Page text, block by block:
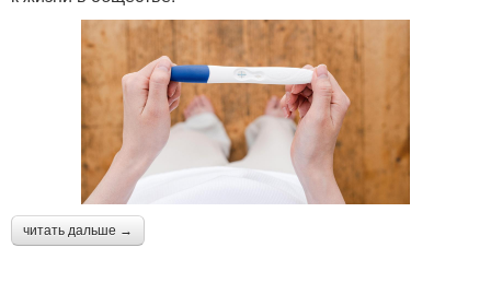
читать дальше →